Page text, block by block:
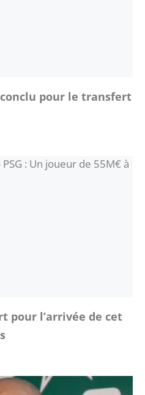
pour le transfert
pour l’arrivée de cet